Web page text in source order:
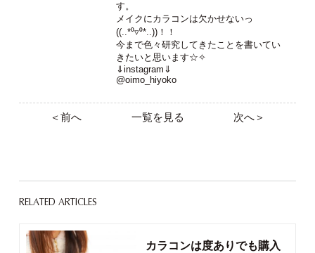
す。
メイクにカラコンは欠かせないっ
((..*⁰▿⁰*..))！！
今まで色々研究してきたことを書いてい
きたいと思います☆✧
⇓instagram⇓
@oimo_hiyoko
＜前へ 一覧を見る 次へ＞
RELATED ARTICLES
カラコンは度ありでも購入